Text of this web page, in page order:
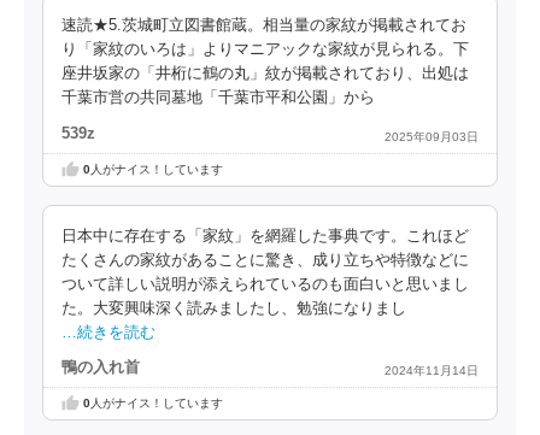
速読★5.茨城町立図書館蔵。相当量の家紋が掲載されてお
り「家紋のいろは」よりマニアックな家紋が見られる。下
座井坂家の「井桁に鶴の丸」紋が掲載されており、出処は
千葉市営の共同墓地「千葉市平和公園」から
539z 2025年09月03日
0人がナイス！しています
日本中に存在する「家紋」を網羅した事典です。これほど
たくさんの家紋があることに驚き、成り立ちや特徴などに
ついて詳しい説明が添えられているのも面白いと思いまし
た。大変興味深く読みましたし、勉強になりまし
…続きを読む
鴨の入れ首 2024年11月14日
0人がナイス！しています